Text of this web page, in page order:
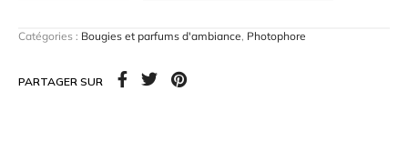
Catégories : Bougies et parfums d'ambiance, Photophore
PARTAGER SUR